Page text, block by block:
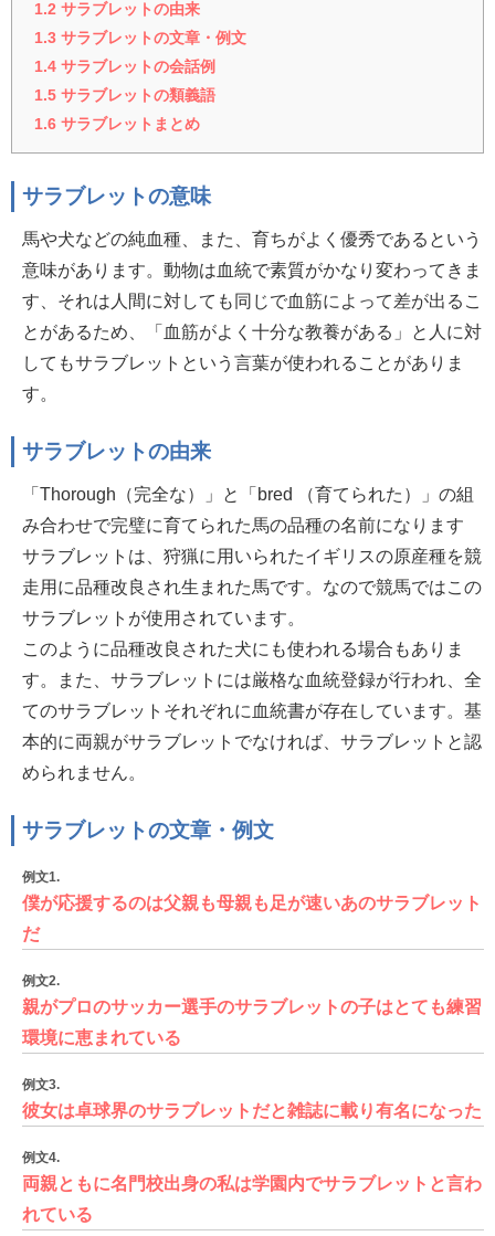
1.2 サラブレットの由来
1.3 サラブレットの文章・例文
1.4 サラブレットの会話例
1.5 サラブレットの類義語
1.6 サラブレットまとめ
サラブレットの意味
馬や犬などの純血種、また、育ちがよく優秀であるという
意味があります。動物は血統で素質がかなり変わってきま
す、それは人間に対しても同じで血筋によって差が出るこ
とがあるため、「血筋がよく十分な教養がある」と人に対
してもサラブレットという言葉が使われることがありま
す。
サラブレットの由来
「Thorough（完全な）」と「bred （育てられた）」の組
み合わせで完璧に育てられた馬の品種の名前になります
サラブレットは、狩猟に用いられたイギリスの原産種を競
走用に品種改良され生まれた馬です。なので競馬ではこの
サラブレットが使用されています。
このように品種改良された犬にも使われる場合もありま
す。また、サラブレットには厳格な血統登録が行われ、全
てのサラブレットそれぞれに血統書が存在しています。基
本的に両親がサラブレットでなければ、サラブレットと認
められません。
サラブレットの文章・例文
例文1.
僕が応援するのは父親も母親も足が速いあのサラブレット
だ
例文2.
親がプロのサッカー選手のサラブレットの子はとても練習
環境に恵まれている
例文3.
彼女は卓球界のサラブレットだと雑誌に載り有名になった
例文4.
両親ともに名門校出身の私は学園内でサラブレットと言わ
れている